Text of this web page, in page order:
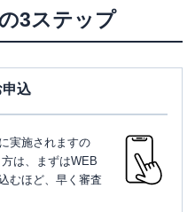
3ステップ
申込
実施されますの
は、まずはWEB
むほど、早く審査